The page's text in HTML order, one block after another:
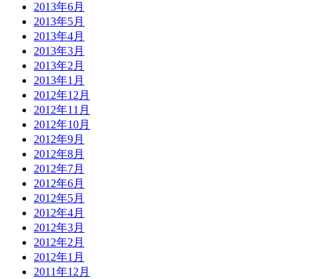
2013年6月
2013年5月
2013年4月
2013年3月
2013年2月
2013年1月
2012年12月
2012年11月
2012年10月
2012年9月
2012年8月
2012年7月
2012年6月
2012年5月
2012年4月
2012年3月
2012年2月
2012年1月
2011年12月